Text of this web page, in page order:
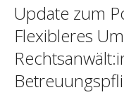
Update zum
Flexibleres